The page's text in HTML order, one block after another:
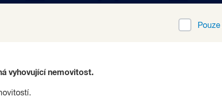
Pouze
vyhovující nemovitost.